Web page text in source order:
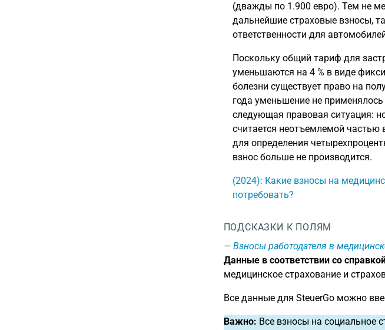
(дважды по 1.900 евро). Тем не
дальнейшие страховые взносы,
ответственности для
Поскольку общий тариф для
уменьшаются на 4 % в виде
болезни существует право на
года уменьшение не
следующая правовая ситуация:
считается неотъемлемой частью
для определения
взнос больше не производится.
(2024): Какие взносы на
потребовать?
ПОДСКАЗКИ К ПОЛЯМ
Взносы работодателя в
Данные в соответствии со
медицинское страхование и
Все данные для SteuerGo можно
Важно: Все взносы на социальное